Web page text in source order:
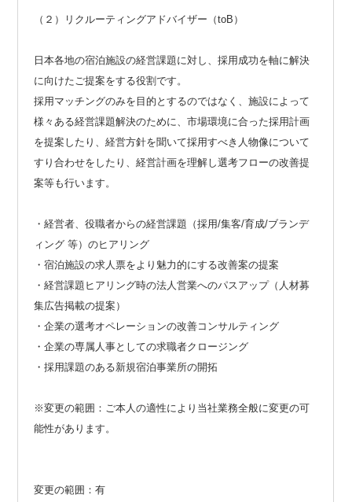
（２）リクルーティングアドバイザー（toB）
日本各地の宿泊施設の経営課題に対し、採用成功を軸に解決
に向けたご提案をする役割です。
採用マッチングのみを目的とするのではなく、施設によって
様々ある経営課題解決のために、市場環境に合った採用計画
を提案したり、経営方針を聞いて採用すべき人物像について
すり合わせをしたり、経営計画を理解し選考フローの改善提
案等も行います。
・経営者、役職者からの経営課題（採用/集客/育成/ブランデ
ィング 等）のヒアリング
・宿泊施設の求人票をより魅力的にする改善案の提案
・経営課題ヒアリング時の法人営業へのパスアップ（人材募
集広告掲載の提案）
・企業の選考オペレーションの改善コンサルティング
・企業の専属人事としての求職者クロージング
・採用課題のある新規宿泊事業所の開拓
※変更の範囲：ご本人の適性により当社業務全般に変更の可
能性があります。
変更の範囲：有